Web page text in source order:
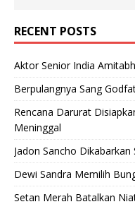
RECENT POSTS
Aktor Senior India
Berpulangnya Sang
Rencana Darurat
Meninggal
Jadon Sancho
Dewi Sandra Memilih
Setan Merah Batalkan